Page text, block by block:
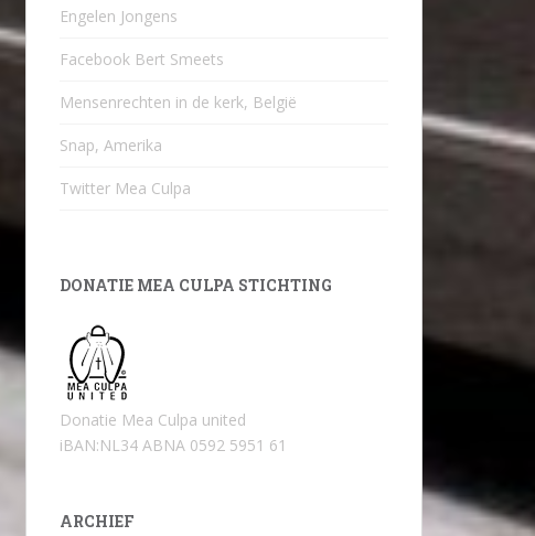
Engelen Jongens
Facebook Bert Smeets
Mensenrechten in de kerk, België
Snap, Amerika
Twitter Mea Culpa
DONATIE MEA CULPA STICHTING
Donatie Mea Culpa united
iBAN:NL34 ABNA 0592 5951 61
ARCHIEF